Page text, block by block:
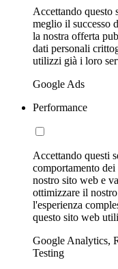
Accettando questo
meglio il successo
la nostra offerta
dati personali
utilizzi già i loro
Google Ads
Performance
Accettando questi
comportamento
nostro sito web e
ottimizzare il
l'esperienza
questo sito web
Google Analytics,
Testing